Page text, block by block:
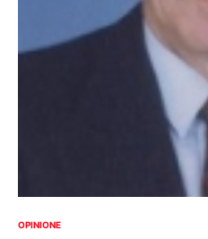
OPINIONE